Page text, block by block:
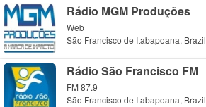
Rádio MGM Produções
Web
São Francisco de Itabapoana, Brazil
Rádio São Francisco FM
FM 87.9
São Francisco de Itabapoana, Brazil